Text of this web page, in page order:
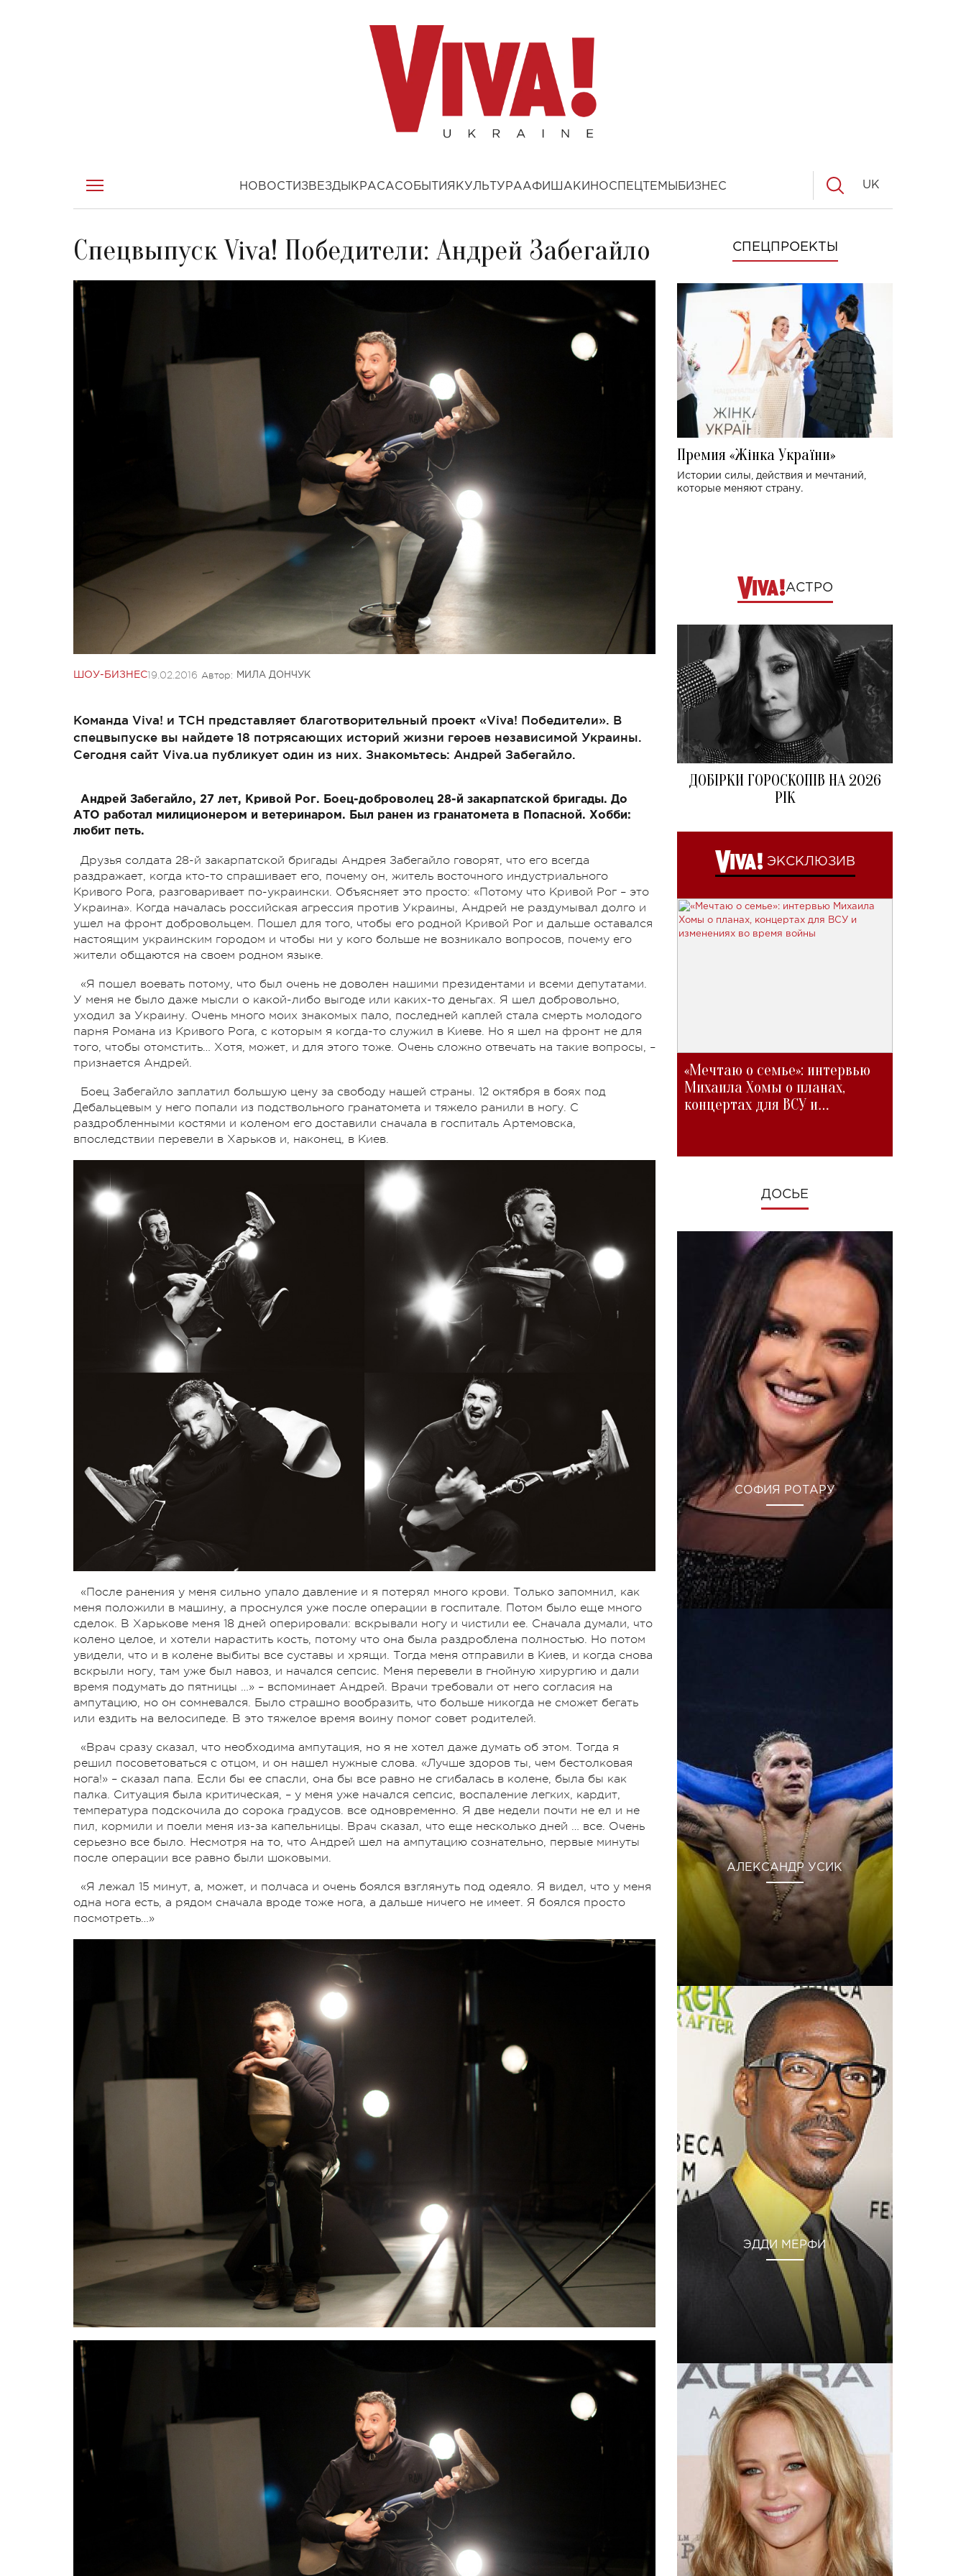
НОВОСТИ ЗВЕЗДЫ КРАСАСОБЫТИЯ КУЛЬТУРААФИША КИНОСПЕЦТЕМЫ БИЗНЕС UK
Спецвыпуск Viva! Победители: Андрей Забегайло
ШОУ-БИЗНЕС19.02.2016 Автор: МИЛА ДОНЧУК
Команда Viva! и ТСН представляет благотворительный проект «Viva! Победители». В
спецвыпуске вы найдете 18 потрясающих историй жизни героев независимой Украины.
Сегодня сайт Viva.ua публикует один из них. Знакомьтесь: Андрей Забегайло.
Андрей Забегайло, 27 лет, Кривой Рог. Боец-доброволец 28-й закарпатской бригады. До
АТО работал милиционером и ветеринаром. Был ранен из гранатомета в Попасной. Хобби:
любит петь.
Друзья солдата 28-й закарпатской бригады Андрея Забегайло говорят, что его всегда
раздражает, когда кто-то спрашивает его, почему он, житель восточного индустриального
Кривого Рога, разговаривает по-украински. Объясняет это просто: «Потому что Кривой Рог – это
Украина». Когда началась российская агрессия против Украины, Андрей не раздумывал долго и
ушел на фронт добровольцем. Пошел для того, чтобы его родной Кривой Рог и дальше оставался
настоящим украинским городом и чтобы ни у кого больше не возникало вопросов, почему его
жители общаются на своем родном языке.
«Я пошел воевать потому, что был очень не доволен нашими президентами и всеми депутатами.
У меня не было даже мысли о какой-либо выгоде или каких-то деньгах. Я шел добровольно,
уходил за Украину. Очень много моих знакомых пало, последней каплей стала смерть молодого
парня Романа из Кривого Рога, с которым я когда-то служил в Киеве. Но я шел на фронт не для
того, чтобы отомстить… Хотя, может, и для этого тоже. Очень сложно отвечать на такие вопросы, –
признается Андрей.
Боец Забегайло заплатил большую цену за свободу нашей страны. 12 октября в боях под
Дебальцевым у него попали из подствольного гранатомета и тяжело ранили в ногу. С
раздробленными костями и коленом его доставили сначала в госпиталь Артемовска,
впоследствии перевели в Харьков и, наконец, в Киев.
«После ранения у меня сильно упало давление и я потерял много крови. Только запомнил, как
меня положили в машину, а проснулся уже после операции в госпитале. Потом было еще много
сделок. В Харькове меня 18 дней оперировали: вскрывали ногу и чистили ее. Сначала думали, что
колено целое, и хотели нарастить кость, потому что она была раздроблена полностью. Но потом
увидели, что и в колене выбиты все суставы и хрящи. Тогда меня отправили в Киев, и когда снова
вскрыли ногу, там уже был навоз, и начался сепсис. Меня перевели в гнойную хирургию и дали
время подумать до пятницы …» – вспоминает Андрей. Врачи требовали от него согласия на
ампутацию, но он сомневался. Было страшно вообразить, что больше никогда не сможет бегать
или ездить на велосипеде. В это тяжелое время воину помог совет родителей.
«Врач сразу сказал, что необходима ампутация, но я не хотел даже думать об этом. Тогда я
решил посоветоваться с отцом, и он нашел нужные слова. «Лучше здоров ты, чем бестолковая
нога!» – сказал папа. Если бы ее спасли, она бы все равно не сгибалась в колене, была бы как
палка. Ситуация была критическая, – у меня уже начался сепсис, воспаление легких, кардит,
температура подскочила до сорока градусов. все одновременно. Я две недели почти не ел и не
пил, кормили и поели меня из-за капельницы. Врач сказал, что еще несколько дней … все. Очень
серьезно все было. Несмотря на то, что Андрей шел на ампутацию сознательно, первые минуты
после операции все равно были шоковыми.
«Я лежал 15 минут, а, может, и полчаса и очень боялся взглянуть под одеяло. Я видел, что у меня
одна нога есть, а рядом сначала вроде тоже нога, а дальше ничего не имеет. Я боялся просто
посмотреть…»
СПЕЦПРОЕКТЫ
Премия «Жінка України»
Истории силы, действия и мечтаний,
которые меняют страну.
АСТРО
ДОБІРКИ ГОРОСКОПІВ НА 2026
РІК
ЭКСКЛЮЗИВ
«Мечтаю о семье»: интервью
Михаила Хомы о планах,
концертах для ВСУ и
ДОСЬЕ
СОФИЯ РОТАРУ
АЛЕКСАНДР УСИК
ЭДДИ МЕРФИ